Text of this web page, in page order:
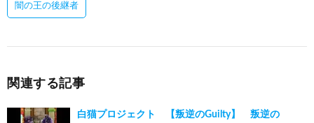
闇の王の後継者
関連する記事
白猫プロジェクト 【叛逆のGuilty】 叛逆の